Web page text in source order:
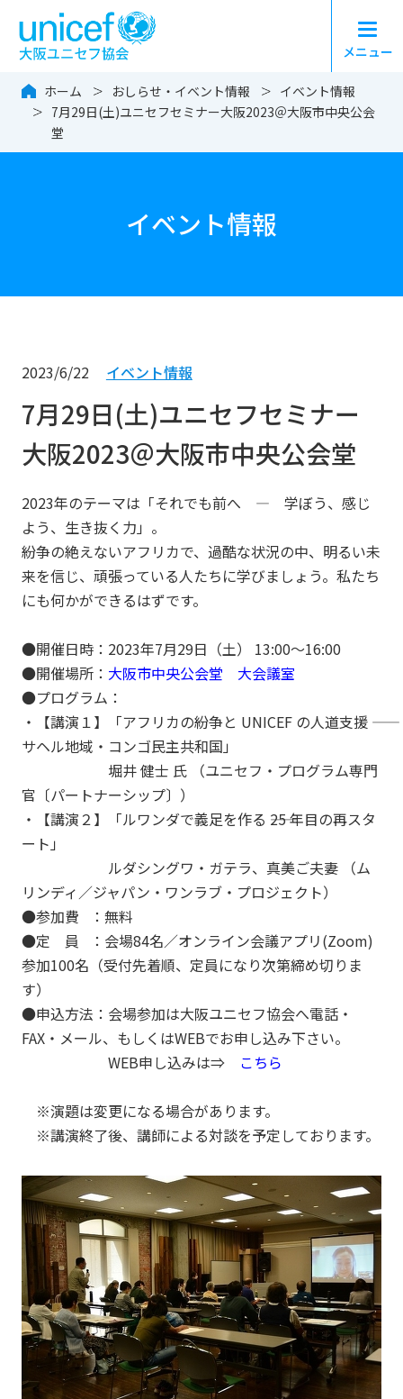
大阪ユニセフ協会（日
メニュー
ホーム おしらせ・イベント情報
イベント情報
7月29日(土)ユニセフセミナー大阪2023＠大阪市中央公会
堂
イベント情報
2023/6/22 イベント情報
7月29日(土)ユニセフセミナー
大阪2023＠大阪市中央公会堂
2023年のテーマは「それでも前へ ― 学ぼう、感じ
よう、生き抜く力」。
紛争の絶えないアフリカで、過酷な状況の中、明るい未
来を信じ、頑張っている人たちに学びましょう。私たち
にも何かができるはずです。
●開催日時：2023年7月29日（土） 13:00～16:00
●開催場所： 大阪市中央公会堂 大会議室
●プログラム：
・【講演１】「アフリカの紛争と UNICEF の人道支援 ――
サヘル地域・コンゴ民主共和国」
堀井 健士 氏 （ユニセフ・プログラム専門
官〔パートナーシップ〕）
・【講演２】「ルワンダで義足を作る ――25 年目の再スタ
ート」
ルダシングワ・ガテラ、真美ご夫妻 （ム
リンディ／ジャパン・ワンラブ・プロジェクト）
●参加費 ：無料
●定 員 ：会場84名／オンライン会議アプリ(Zoom)
参加100名（受付先着順、定員になり次第締め切りま
す）
●申込方法：会場参加は大阪ユニセフ協会へ電話・
FAX・メール、もしくはWEBでお申し込み下さい。
WEB申し込みは⇒ こちら
※演題は変更になる場合があります。
※講演終了後、講師による対談を予定しております。